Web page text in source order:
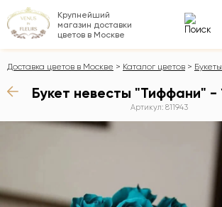
Крупнейший
магазин доставки
цветов в Москве
Доставка цветов в Москве Каталог цветов
Букет невесты "Тиффани" -
Артикул: 811943